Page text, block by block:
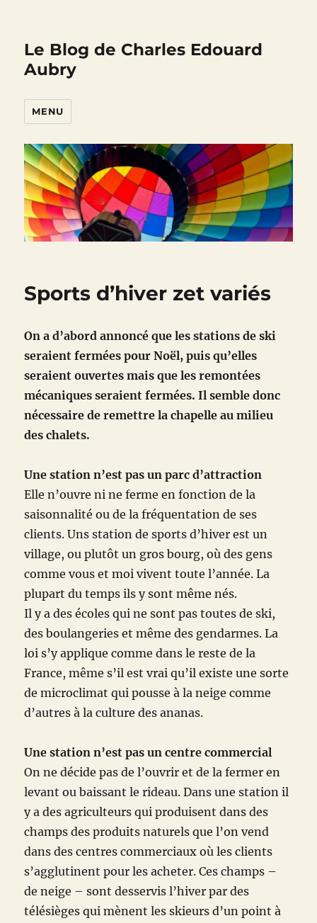
Le Blog de Charles Edouard
Aubry
MENU
Sports d’hiver zet variés
On a d’abord annoncé que les stations de ski
seraient fermées pour Noël, puis qu’elles
seraient ouvertes mais que les remontées
mécaniques seraient fermées. Il semble donc
nécessaire de remettre la chapelle au milieu
des chalets.
Une station n’est pas un parc d’attraction
Elle n’ouvre ni ne ferme en fonction de la
saisonnalité ou de la fréquentation de ses
clients. Uns station de sports d’hiver est un
village, ou plutôt un gros bourg, où des gens
comme vous et moi vivent toute l’année. La
plupart du temps ils y sont même nés.
Il y a des écoles qui ne sont pas toutes de ski,
des boulangeries et même des gendarmes. La
loi s’y applique comme dans le reste de la
France, même s’il est vrai qu’il existe une sorte
de microclimat qui pousse à la neige comme
d’autres à la culture des ananas.
Une station n’est pas un centre commercial
On ne décide pas de l’ouvrir et de la fermer en
levant ou baissant le rideau. Dans une station il
y a des agriculteurs qui produisent dans des
champs des produits naturels que l’on vend
dans des centres commerciaux où les clients
s’agglutinent pour les acheter. Ces champs –
de neige – sont desservis l’hiver par des
télésièges qui mènent les skieurs d’un point à